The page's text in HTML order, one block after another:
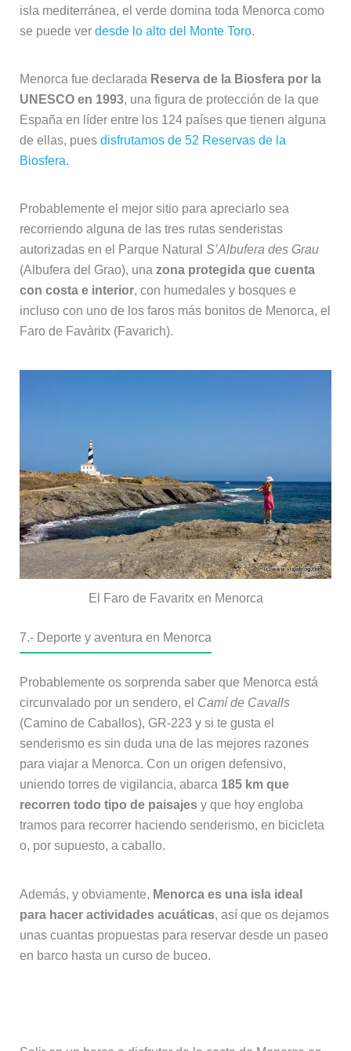
isla mediterránea, el verde domina toda Menorca como
se puede ver desde lo alto del Monte Toro.
Menorca fue declarada Reserva de la Biosfera por la
UNESCO en 1993, una figura de protección de la que
España en líder entre los 124 países que tienen alguna
de ellas, pues disfrutamos de 52 Reservas de la
Biosfera.
Probablemente el mejor sitio para apreciarlo sea
recorriendo alguna de las tres rutas senderistas
autorizadas en el Parque Natural S’Albufera des Grau
(Albufera del Grao), una zona protegida que cuenta
con costa e interior, con humedales y bosques e
incluso con uno de los faros más bonitos de Menorca, el
Faro de Favàritx (Favarich).
El Faro de Favaritx en Menorca
7.- Deporte y aventura en Menorca
Probablemente os sorprenda saber que Menorca está
circunvalado por un sendero, el Camí de Cavalls
(Camino de Caballos), GR-223 y si te gusta el
senderismo es sin duda una de las mejores razones
para viajar a Menorca. Con un origen defensivo,
uniendo torres de vigilancia, abarca 185 km que
recorren todo tipo de paisajesy que hoy engloba
tramos para recorrer haciendo senderismo, en bicicleta
o, por supuesto, a caballo.
Además, y obviamente, Menorca es una isla ideal
para hacer actividades acuáticas, así que os dejamos
unas cuantas propuestas para reservar desde un paseo
en barco hasta un curso de buceo.